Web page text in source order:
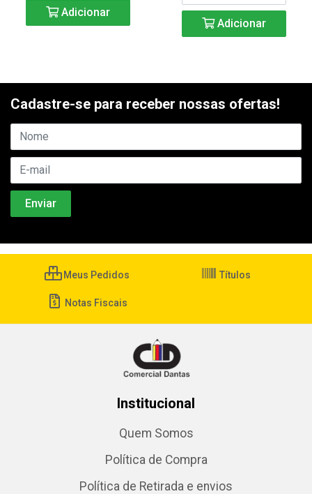
Adicionar
Adicionar
Cadastre-se para receber nossas ofertas!
Meus Pedidos Títulos
Notas Fiscais
Institucional
Quem Somos
Política de Compra
Política de Retirada e envios